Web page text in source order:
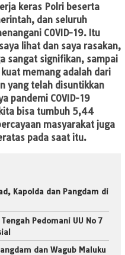
keras Polri beserta
dan seluruh
COVID-19. Itu
lihat dan saya rasakan,
sangat signifikan, sampai
memang adalah dari
yang telah disuntikkan
pandemi COVID-19
bisa tumbuh 5,44
masyarakat juga
pada saat itu.
Kapolda dan Pangdam di
Pedomani UU No 7
dan Wagub Maluku